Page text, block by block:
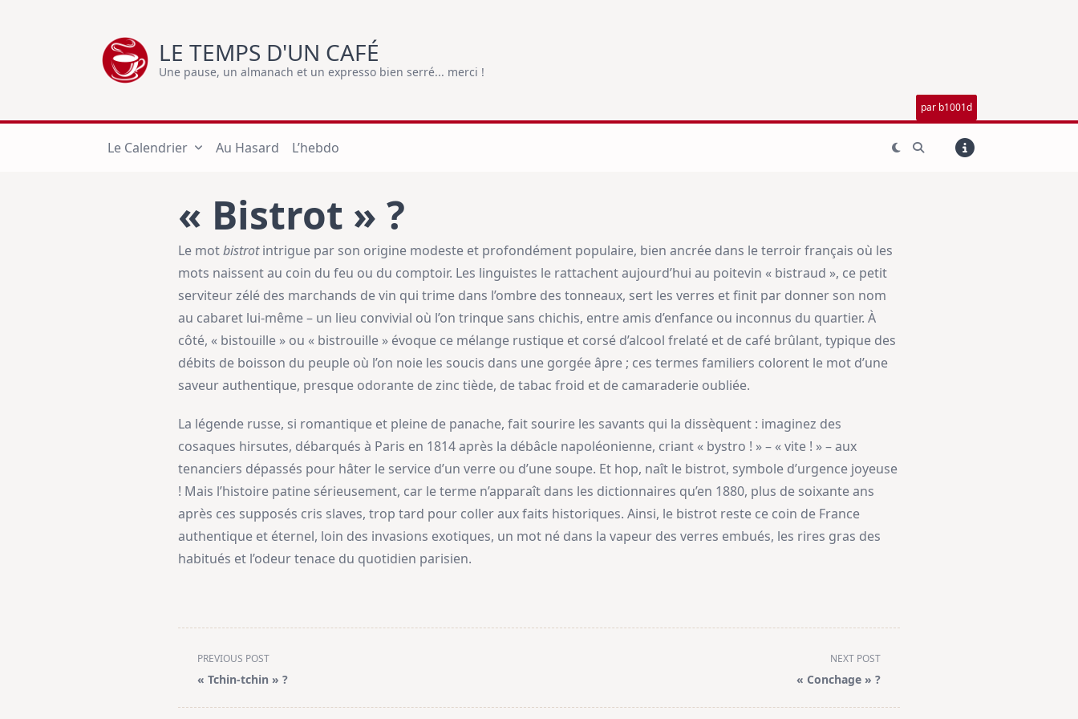
LE TEMPS D'UN CAFÉ
Une pause, un almanach et un expresso bien serré... merci !
par b1001d
Le Calendrier Au Hasard L’hebdo
« Bistrot » ?
Le motbistrotintrigue par son origine modeste et profondément populaire, bien ancrée dans le terroir français où les
mots naissent au coin du feu ou du comptoir. Les linguistes le rattachent aujourd’hui au poitevin « bistraud », ce petit
serviteur zélé des marchands de vin qui trime dans l’ombre des tonneaux, sert les verres et finit par donner son nom
au cabaret lui-même – un lieu convivial où l’on trinque sans chichis, entre amis d’enfance ou inconnus du quartier. À
côté, « bistouille » ou « bistrouille » évoque ce mélange rustique et corsé d’alcool frelaté et de café brûlant, typique des
débits de boisson du peuple où l’on noie les soucis dans une gorgée âpre ; ces termes familiers colorent le mot d’une
saveur authentique, presque odorante de zinc tiède, de tabac froid et de camaraderie oubliée.
La légende russe, si romantique et pleine de panache, fait sourire les savants qui la dissèquent : imaginez des
cosaques hirsutes, débarqués à Paris en 1814 après la débâcle napoléonienne, criant « bystro ! » – « vite ! » – aux
tenanciers dépassés pour hâter le service d’un verre ou d’une soupe. Et hop, naît le bistrot, symbole d’urgence joyeuse
! Mais l’histoire patine sérieusement, car le terme n’apparaît dans les dictionnaires qu’en 1880, plus de soixante ans
après ces supposés cris slaves, trop tard pour coller aux faits historiques. Ainsi, le bistrot reste ce coin de France
authentique et éternel, loin des invasions exotiques, un mot né dans la vapeur des verres embués, les rires gras des
habitués et l’odeur tenace du quotidien parisien.
<span
class="nav-
PREVIOUS POST
« Tchin-tchin » ?
NEXT POST
« Conchage » ?